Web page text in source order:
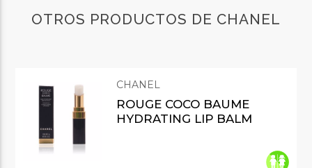
OTROS PRODUCTOS DE CHANEL
CHANEL
ROUGE COCO BAUME
HYDRATING LIP BALM